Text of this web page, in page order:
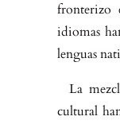
fronterizo
idiomas
lenguas
La
cultural